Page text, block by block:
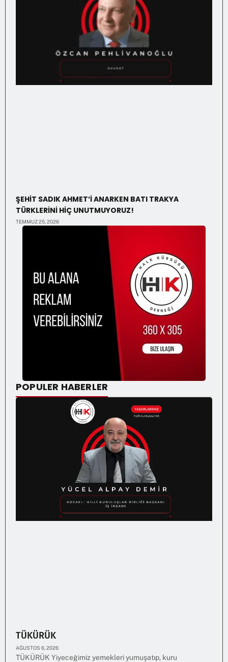
ŞEHİT SADIK AHMET’İ ANARKEN BATI TRAKYA
TÜRKLERİNİ HİÇ UNUTMUYORUZ!
TEMMUZ 25, 2026
POPULER HABERLER
TÜKÜRÜK
AĞUSTOS 6, 2026
TÜKÜRÜK Yiyeceğimiz yemekleri yumuşatıp, kuru